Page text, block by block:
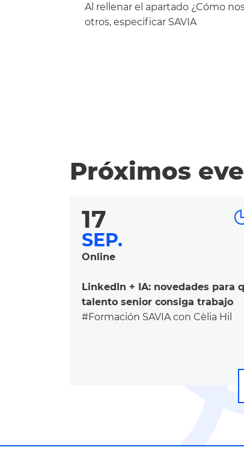
Al rellenar el apartado ¿Cómo
otros, especificar SAVIA
Próximos
17
SEP.
Online
LinkedIn + IA: novedades para que el
talento senior consiga trabajo
#Formación SAVIA con Cèlia Hil